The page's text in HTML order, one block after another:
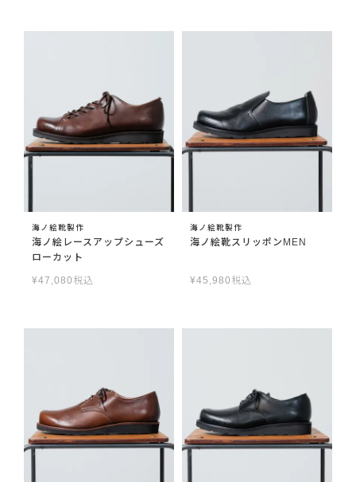
海ノ絵靴製作
海ノ絵レースアップシューズ
ローカット
¥47,080 税込
海ノ絵靴製作
海ノ絵靴スリッポンMEN
¥45,980 税込